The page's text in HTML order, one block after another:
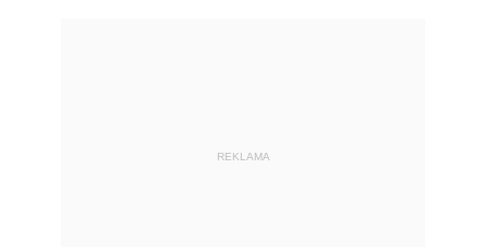
REKLAMA